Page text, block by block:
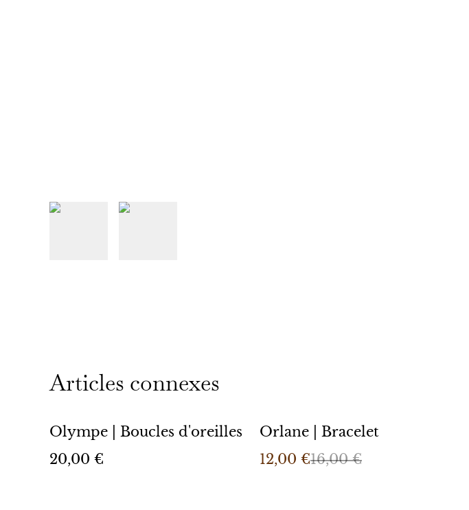
Articles connexes
Olympe | Boucles d'oreilles
20,00 €
%
Orlane | Bracelet
12,00 €16,00 €